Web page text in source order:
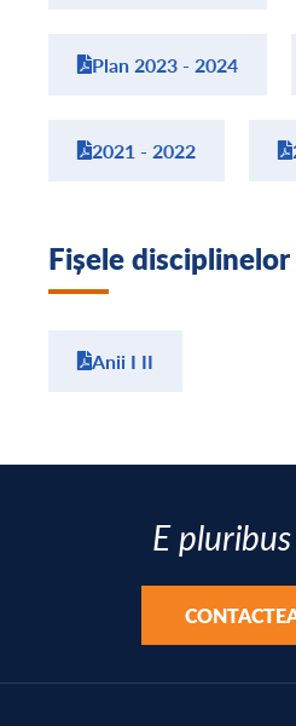
Plan 2023 - 2024
2021 - 2022
Fișele disciplinelor
Anii I II
E